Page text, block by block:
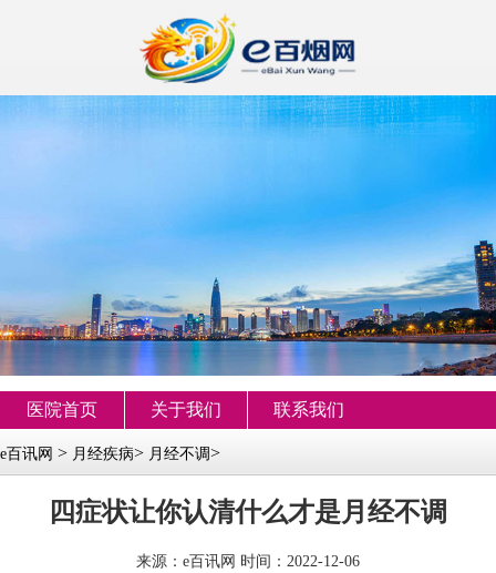
医院首页 关于我们 联系我们
e百讯网 > 月经疾病> 月经不调>
四症状让你认清什么才是月经不调
来源： e百讯网 时间：2022-12-06